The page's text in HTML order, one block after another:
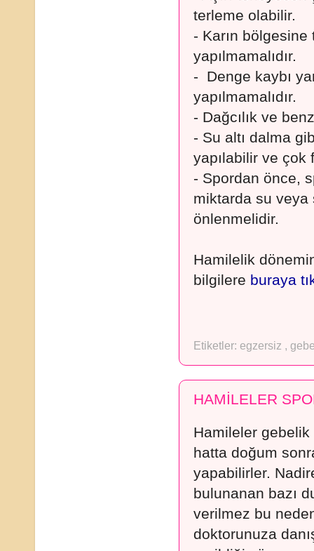
terleme olabilir.
- Karın
yapılmamalıdır.
- Denge kaybı
yapılmamalıdır.
- Dağcılık ve
- Su altı dalma
yapılabilir ve çok
- Spordan önce,
miktarda su veya
önlenmelidir.
Hamilelik
bilgilere buraya
Etiketler: egzersiz ,
HAMİLELER
Hamileler
hatta doğum
yapabilirler.
bulunanan bazı
verilmez bu
doktorunuza